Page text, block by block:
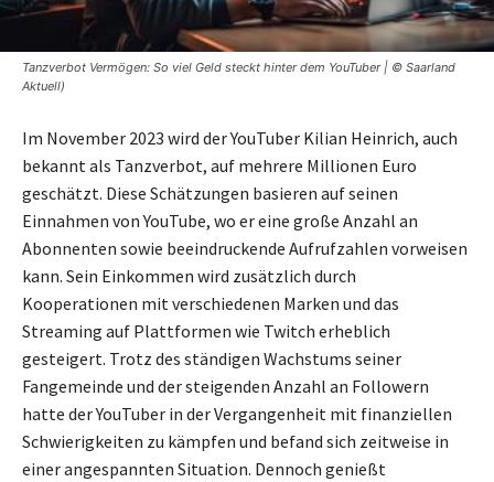
Tanzverbot Vermögen: So viel Geld steckt hinter dem YouTuber | © Saarland
Aktuell)
Im November 2023 wird der YouTuber Kilian Heinrich, auch
bekannt als Tanzverbot, auf mehrere Millionen Euro
geschätzt. Diese Schätzungen basieren auf seinen
Einnahmen von YouTube, wo er eine große Anzahl an
Abonnenten sowie beeindruckende Aufrufzahlen vorweisen
kann. Sein Einkommen wird zusätzlich durch
Kooperationen mit verschiedenen Marken und das
Streaming auf Plattformen wie Twitch erheblich
gesteigert. Trotz des ständigen Wachstums seiner
Fangemeinde und der steigenden Anzahl an Followern
hatte der YouTuber in der Vergangenheit mit finanziellen
Schwierigkeiten zu kämpfen und befand sich zeitweise in
einer angespannten Situation. Dennoch genießt